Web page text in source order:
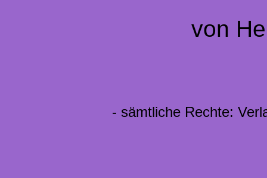
von
- sämtliche Rechte: